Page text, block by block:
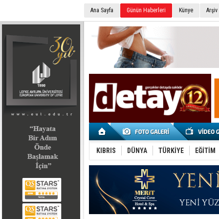
Ana Sayfa Günün Haberleri Künye Arşiv
KIBRIS DÜNYA TÜRKİYE EĞİTİM